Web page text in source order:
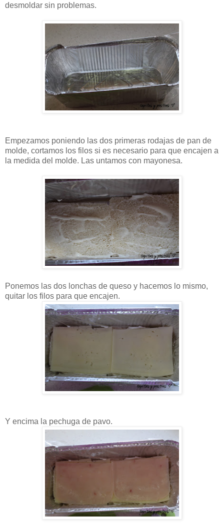
desmoldar sin problemas.
Empezamos poniendo las dos primeras rodajas de pan de
molde, cortamos los filos si es necesario para que encajen a
la medida del molde. Las untamos con mayonesa.
Ponemos las dos lonchas de queso y hacemos lo mismo,
quitar los filos para que encajen.
Y encima la pechuga de pavo.